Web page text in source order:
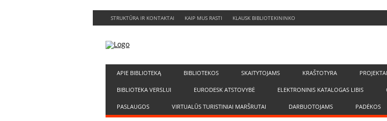
STRUKTŪRA IR KONTAKTAI KAIP MUS RASTI KLAUSK BIBLIOTEKININKO
APIE BIBLIOTEKĄ BIBLIOTEKOS SKAITYTOJAMS KRAŠTOTYRA PROJEKTAI
BIBLIOTEKA VERSLUI EURODESK ATSTOVYBĖ ELEKTRONINIS KATALOGAS LIBIS
PASLAUGOS VIRTUALŪS TURISTINIAI MARŠRUTAI DARBUOTOJAMS PADĖKOS